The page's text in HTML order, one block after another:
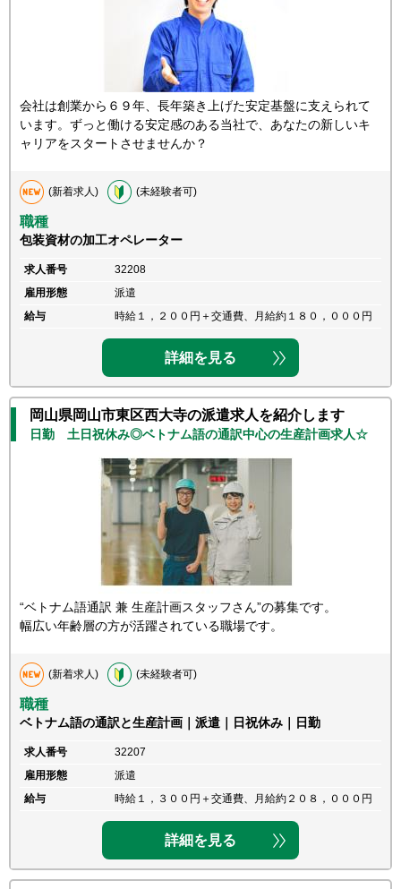
会社は創業から６９年、長年築き上げた安定基盤に支えられて
います。ずっと働ける安定感のある当社で、あなたの新しいキ
ャリアをスタートさせませんか？
(新着求人) (未経験者可)
職種
包装資材の加工オペレーター
求人番号
32208
雇用形態
派遣
給与
時給１，２００円＋交通費、月給約１８０，０００円
詳細を見る
岡山県岡山市東区西大寺の派遣求人を紹介します
日勤 土日祝休み◎ベトナム語の通訳中心の生産計画求人☆
“ベトナム語通訳 兼 生産計画スタッフさん”の募集です。
幅広い年齢層の方が活躍されている職場です。
(新着求人) (未経験者可)
職種
ベトナム語の通訳と生産計画｜派遣｜日祝休み｜日勤
求人番号
32207
雇用形態
派遣
給与
時給１，３００円＋交通費、月給約２０８，０００円
詳細を見る